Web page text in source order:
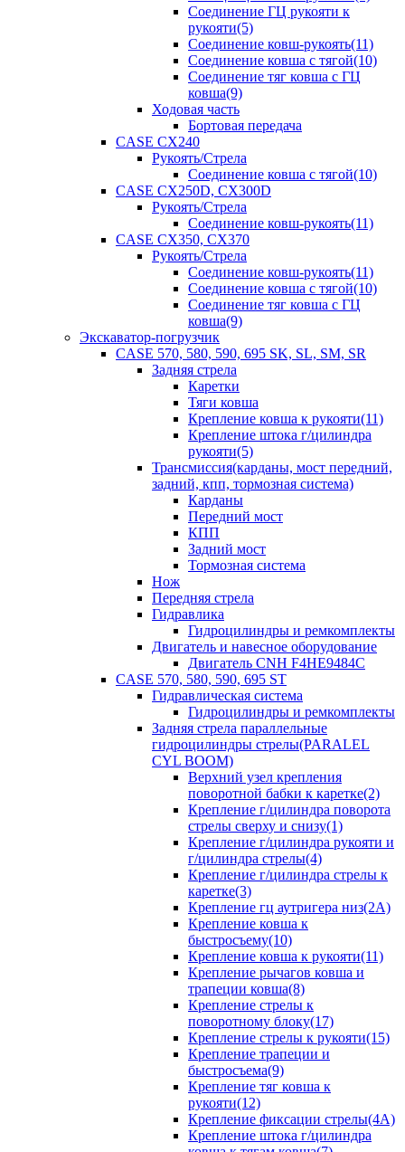
Соединение ГЦ рукояти к
рукояти(5)
Соединение ковш-рукоять(11)
Соединение ковша с тягой(10)
Соединение тяг ковша с ГЦ
ковша(9)
Ходовая часть
Бортовая передача
CASE CX240
Рукоять/Стрела
Соединение ковша с тягой(10)
CASE CX250D, CX300D
Рукоять/Стрела
Соединение ковш-рукоять(11)
CASE CX350, CX370
Рукоять/Стрела
Соединение ковш-рукоять(11)
Соединение ковша с тягой(10)
Соединение тяг ковша с ГЦ
ковша(9)
Экскаватор-погрузчик
CASE 570, 580, 590, 695 SK, SL, SM, SR
Задняя стрела
Каретки
Тяги ковша
Крепление ковша к рукояти(11)
Крепление штока г/цилиндра
рукояти(5)
Трансмиссия(карданы, мост передний,
задний, кпп, тормозная система)
Карданы
Передний мост
КПП
Задний мост
Тормозная система
Нож
Передняя стрела
Гидравлика
Гидроцилиндры и ремкомплекты
Двигатель и навесное оборудование
Двигатель CNH F4HE9484C
CASE 570, 580, 590, 695 ST
Гидравлическая система
Гидроцилиндры и ремкомплекты
Задняя стрела параллельные
гидроцилиндры стрелы(PARALEL
CYL BOOM)
Верхний узел крепления
поворотной бабки к каретке(2)
Крепление г/цилиндра поворота
стрелы сверху и снизу(1)
Крепление г/цилиндра рукояти и
г/цилиндра стрелы(4)
Крепление г/цилиндра стрелы к
каретке(3)
Крепление гц аутригера низ(2А)
Крепление ковша к
быстросъему(10)
Крепление ковша к рукояти(11)
Крепление рычагов ковша и
трапеции ковша(8)
Крепление стрелы к
поворотному блоку(17)
Крепление стрелы к рукояти(15)
Крепление трапеции и
быстросъема(9)
Крепление тяг ковша к
рукояти(12)
Крепление фиксации стрелы(4A)
Крепление штока г/цилиндра